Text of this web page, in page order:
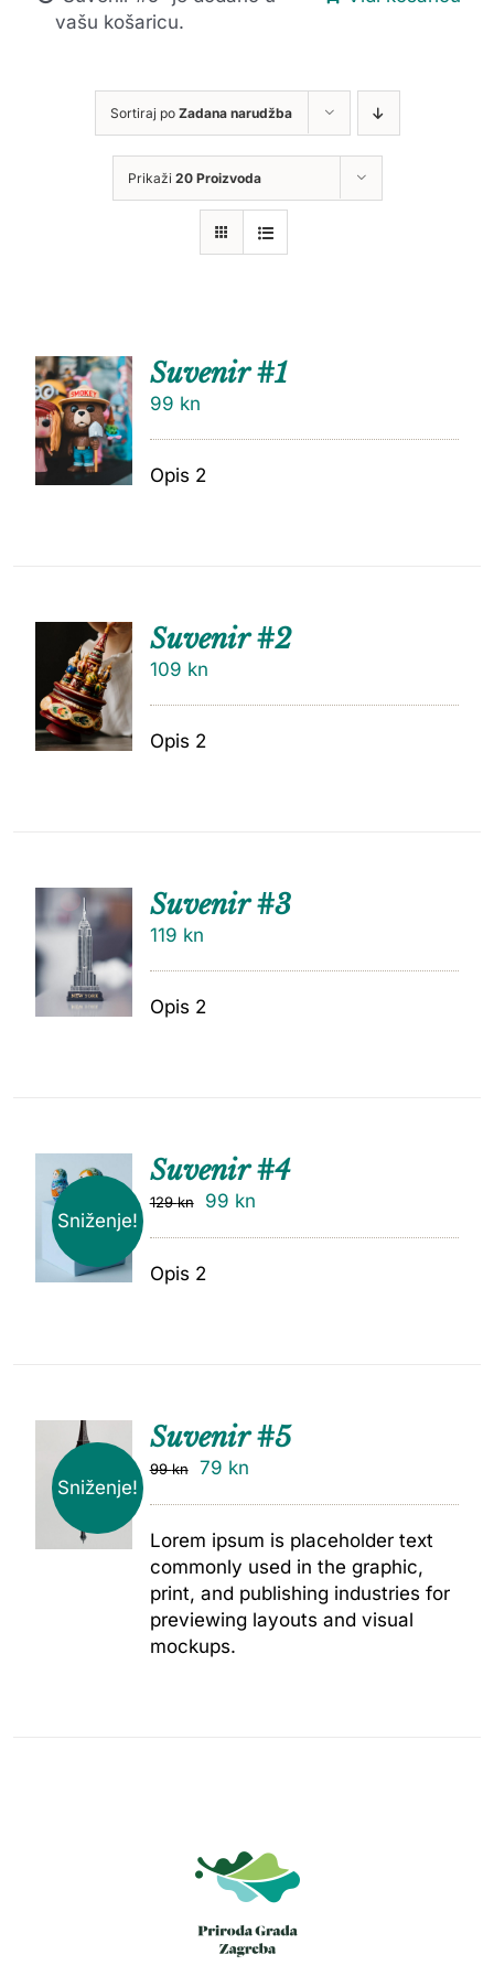
vašu košaricu.
Sortiraj po Zadana narudžba
Prikaži 20 Proizvoda
DODAJ
U
KOŠARI
CU
Suvenir #1
99 kn
Opis 2
DODAJ
U
KOŠARI
CU
Suvenir #2
109 kn
Opis 2
DODAJ
Suvenir #3
119 kn
Opis 2
Sniženje!
DODAJ
Suvenir #4
129kn 99 kn
Opis 2
Sniženje!
Suvenir #5
99kn 79 kn
Lorem ipsum is placeholder text
commonly used in the graphic,
print, and publishing industries for
previewing layouts and visual
mockups.